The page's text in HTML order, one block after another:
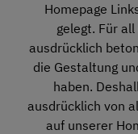
Homepage
gelegt. Für
ausdrücklich
die Gestaltung
haben.
ausdrücklich von
auf unserer